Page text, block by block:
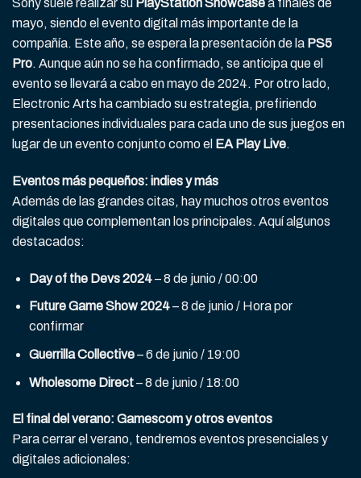
Sony suele realizar su PlayStation Showcasea finales de
mayo, siendo el evento digital más importante de la
compañía. Este año, se espera la presentación de la PS5
Pro. Aunque aún no se ha confirmado, se anticipa que el
evento se llevará a cabo en mayo de 2024. Por otro lado,
Electronic Arts ha cambiado su estrategia, prefiriendo
presentaciones individuales para cada uno de sus juegos en
lugar de un evento conjunto como el EA Play Live.
Eventos más pequeños: indies y más
Además de las grandes citas, hay muchos otros eventos
digitales que complementan los principales. Aquí algunos
destacados:
Day of the Devs 2024– 8 de junio / 00:00
Future Game Show 2024– 8 de junio / Hora por
confirmar
Guerrilla Collective– 6 de junio / 19:00
Wholesome Direct– 8 de junio / 18:00
El final del verano: Gamescom y otros eventos
Para cerrar el verano, tendremos eventos presenciales y
digitales adicionales: